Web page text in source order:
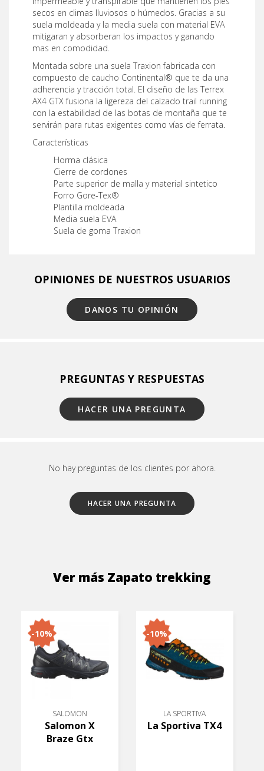
secos en climas lluviosos o húmedos. Gracias a su
suela moldeada y la media suela con material EVA
mitigaran y absorberan los impactos y ganando
mas en comodidad.
Montada sobre una suela Traxion fabricada con
compuesto de caucho Continental® que te da una
adherencia y tracción total. El diseño de las Terrex
AX4 GTX fusiona la ligereza del calzado trail running
con la estabilidad de las botas de montaña que te
servirán para rutas exigentes como vías de ferrata.
Características
Horma clásica
Cierre de cordones
Parte superior de malla y material sintetico
Forro Gore-Tex®
Plantilla moldeada
Media suela EVA
Suela de goma Traxion
OPINIONES DE NUESTROS USUARIOS
DANOS TU OPINIÓN
PREGUNTAS Y RESPUESTAS
HACER UNA PREGUNTA
No hay preguntas de los clientes por ahora.
HACER UNA PREGUNTA
Ver más Zapato trekking
-10%
SALOMON
Salomon X
Braze Gtx
-10%
LA SPORTIVA
La Sportiva TX4